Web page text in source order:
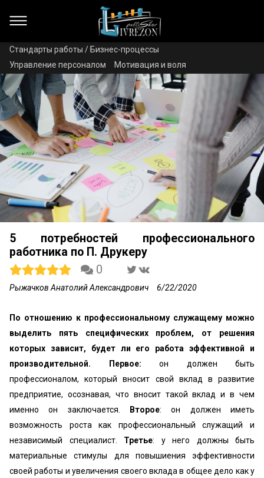
Стандарты работы / Бизнес-процессы
Управление персоналом
Мотивация и воля
5 потребностей профессионального
работника по П. Друкеру
0
Рыжачков Анатолий Александрович 6/22/2020
По отношению к профессиональному служащему можно
выделить пять специфических проблем, от решения
которых зависит, будет ли его работа эффективной и
производительной. Первое: он должен быть
профессионалом, который вносит свой вклад в развитие
предприятие, осознавая, что вносит такой вклад и в чем
именно он заключается.
Второе: он должен иметь
возможность роста как профессиональный служащий и
независимый специалист. Третье: у него должны быть
материальные стимулы для повышиения эффективности
своей работы и увеличения своего вклада в общее дело как у